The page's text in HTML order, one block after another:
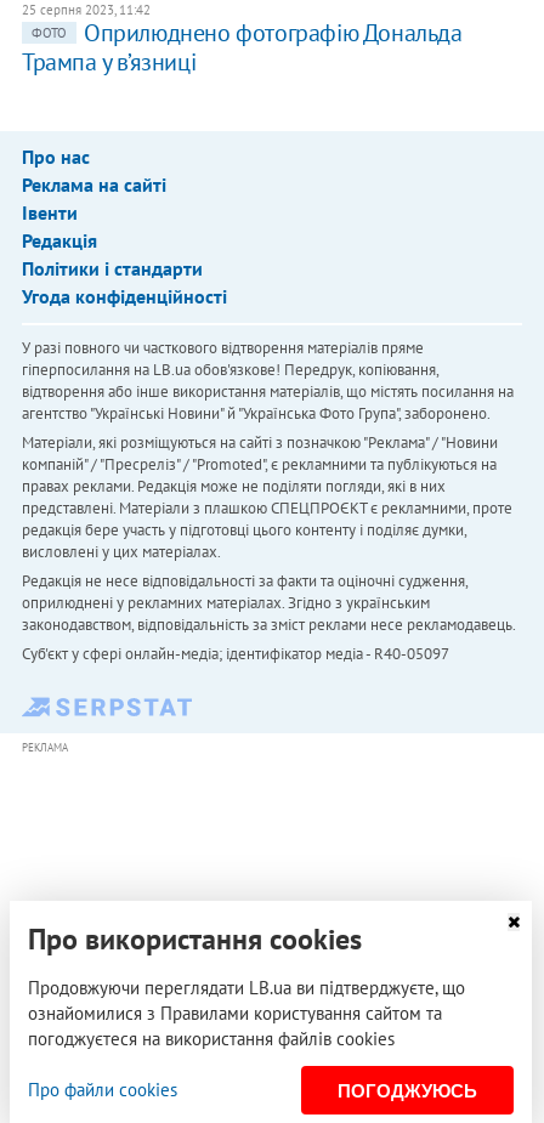
25 серпня 2023, 11:42
ФОТО
Оприлюднено фотографію Дональда
Трампа у в’язниці
Про нас
Реклама на сайті
Івенти
Редакція
Політики і стандарти
Угода конфіденційності
У разі повного чи часткового відтворення матеріалів пряме
гіперпосилання на LB.ua обов'язкове! Передрук, копіювання,
відтворення або інше використання матеріалів, що містять посилання на
агентство "Українськi Новини" й "Українська Фото Група", заборонено.
Матеріали, які розміщуються на сайті з позначкою "Реклама" / "Новини
компаній" / "Пресреліз" / "Promoted", є рекламними та публікуються на
правах реклами. Редакція може не поділяти погляди, які в них
представлені. Матеріали з плашкою СПЕЦПРОЄКТ є рекламними, проте
редакція бере участь у підготовці цього контенту і поділяє думки,
висловлені у цих матеріалах.
Редакція не несе відповідальності за факти та оціночні судження,
оприлюднені у рекламних матеріалах. Згідно з українським
законодавством, відповідальність за зміст реклами несе рекламодавець.
Cуб'єкт у сфері онлайн-медіа; ідентифікатор медіа - R40-05097
РЕКЛАМА
Про використання cookies
Продовжуючи переглядати LB.ua ви підтверджуєте, що
ознайомилися з Правилами користування сайтом та
погоджуєтеся на використання файлів cookies
Про файли cookies ПОГОДЖУЮСЬ